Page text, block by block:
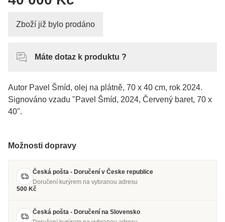
Zboží již bylo prodáno
Máte dotaz k produktu ?
Autor Pavel Šmíd, olej na plátně, 70 x 40 cm, rok 2024.
Signováno vzadu "Pavel Šmíd, 2024, Červený baret, 70 x
40".
Možnosti dopravy
Česká pošta - Doručení v Česke republice
Doručení kurýrem na vybranou adresu
500 Kč
Česká pošta - Doručení na Slovensko